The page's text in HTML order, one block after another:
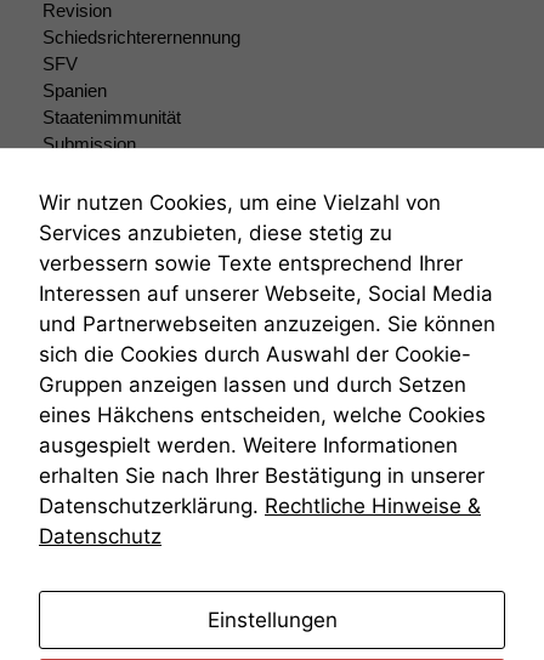
Revision
Schiedsrichterernennung
SFV
Spanien
Staatenimmunität
Submission
Teilungsklage
Venezuela
VRK
Wiederherstellungsanordnung
Zivilprozessordnung
ZPO
Zustellfiktion
Zuständigkeit
Öffentliches Personalrecht
Öffentlichkeitsprinzip
Wir nutzen Cookies, um eine Vielzahl von
Services anzubieten, diese stetig zu
verbessern sowie Texte entsprechend Ihrer
Interessen auf unserer Webseite, Social Media
und Partnerwebseiten anzuzeigen. Sie können
sich die Cookies durch Auswahl der Cookie-
Gruppen anzeigen lassen und durch Setzen
eines Häkchens entscheiden, welche Cookies
ausgespielt werden. Weitere Informationen
erhalten Sie nach Ihrer Bestätigung in unserer
Datenschutzerklärung. Rechtliche Hinweise &
Datenschutz
Einstellungen